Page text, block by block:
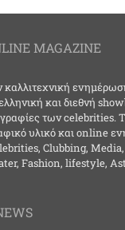
MAGAZINE
καλλιτεχνική
και διεθνή
των celebrities.
υλικό και online
Clubbing, Media,
Fashion, lifestyle,